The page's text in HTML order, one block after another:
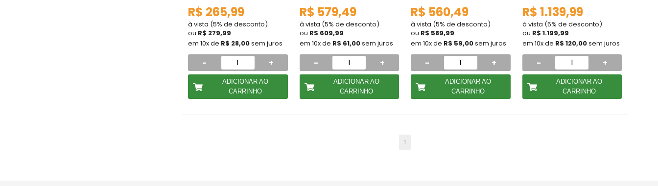
R$ 265,99
à vista (5% de desconto)
ou R$ 279,99
em 10x de R$ 28,00sem juros
- +
ADICIONAR AO
CARRINHO
R$ 579,49
à vista (5% de desconto)
ou R$ 609,99
em 10x de R$ 61,00sem juros
- +
ADICIONAR AO
CARRINHO
R$ 560,49
à vista (5% de desconto)
ou R$ 589,99
em 10x de R$ 59,00sem juros
- +
ADICIONAR AO
CARRINHO
R$ 1.139,99
à vista (5% de desconto)
ou R$ 1.199,99
em 10x de R$ 120,00sem juros
- +
ADICIONAR AO
CARRINHO
1